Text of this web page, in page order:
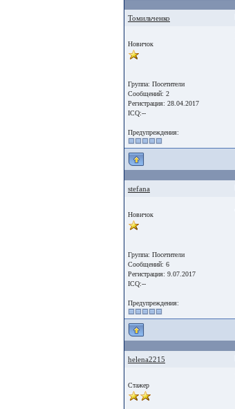
Томильченко
Новичок
Группа: Посетители
Сообщений: 2
Регистрация: 28.04.2017
ICQ:--
Предупреждения:
stefana
Новичок
Группа: Посетители
Сообщений: 6
Регистрация: 9.07.2017
ICQ:--
Предупреждения:
helena2215
Стажер